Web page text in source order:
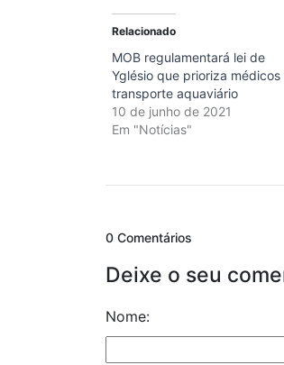
Relacionado
MOB regulamentará lei de
Yglésio que prioriza médicos
transporte aquaviário
10 de junho de 2021
Em "Notícias"
0 Comentários
Deixe o seu
Nome: